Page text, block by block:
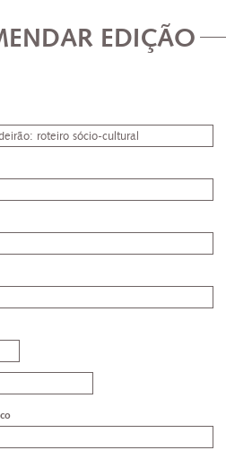
EDIÇÃO